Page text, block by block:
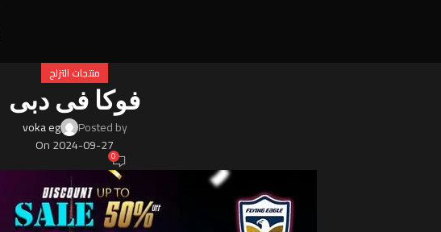
منتجات التزلج
فوكا فى دبى
Posted by
voka eg
On 2024-09-27
0